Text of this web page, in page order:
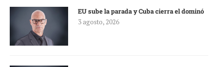
EU sube la parada y Cuba cierra el dominó
3 agosto, 2026